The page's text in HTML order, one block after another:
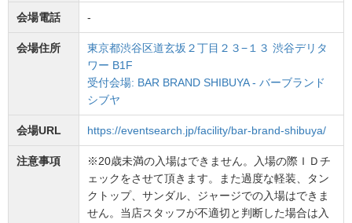
会場電話 -
会場住所
東京都渋谷区道玄坂２丁目２３−１３ 渋谷デリタ
ワー B1F
受付会場: BAR BRAND SHIBUYA - バーブランド
シブヤ
会場URL https://eventsearch.jp/facility/bar-brand-shibuya/
注意事項
※20歳未満の入場はできません。入場の際ＩＤチ
ェックをさせて頂きます。また過度な軽装、タン
クトップ、サンダル、ジャージでの入場はできま
せん。当店スタッフが不適切と判断した場合は入